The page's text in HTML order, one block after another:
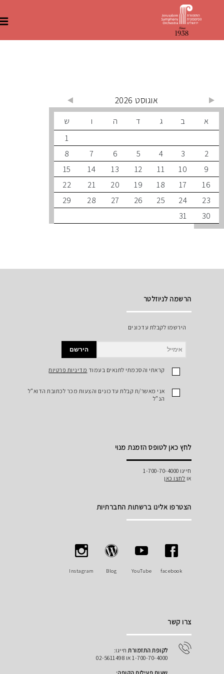
ב ד ה ו
ש
3
5
6
7
8
10
11
12
13
14
15
17
18
19
20
21
22
24
25
26
27
28
29
31
הרשמה לניוזלטר
הירשמו לקבלת עדכונים
קראתי והסכמתי לתנאים בעמודמדיניות פרטיות
אני מאשר/ת קבלת עדכונים והצעות מכר לכתובת הדוא"ל
הנ"ל
לחץ כאן לטופס הזמנת מנוי
לחצו כאן
הצטרפו אלינו ברשתות החברתיות
YouTube
Blog
Instagram
לקופת התזמורתחייגו:
1-700-70-4000 או 02-5611498